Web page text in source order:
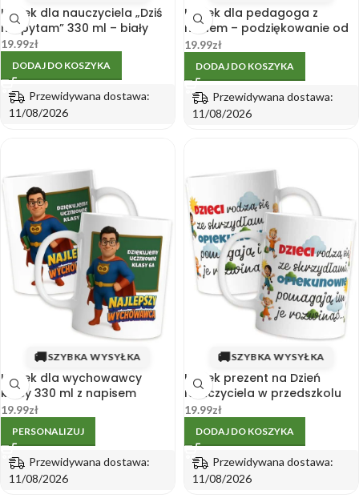
Kubek dla nauczyciela „Dziś
nie pytam” 330 ml – biały
19.99zł
DODAJ DO KOSZYKA
Przewidywana dostawa:
11/08/2026
Kubek dla pedagoga z
hasłem – podziękowanie od
klasy – upominek szkolny
19.99zł
DODAJ DO KOSZYKA
Przewidywana dostawa:
11/08/2026
🚚SZYBKA WYSYŁKA
Kubek dla wychowawcy
klasy 330 ml z napisem
„Najlepszy Wychowawca”
19.99zł
PERSONALIZUJ
Przewidywana dostawa:
11/08/2026
🚚SZYBKA WYSYŁKA
Kubek prezent na Dzień
Nauczyciela w przedszkolu
330 ml – biały, dwustronny
19.99zł
DODAJ DO KOSZYKA
Przewidywana dostawa:
11/08/2026